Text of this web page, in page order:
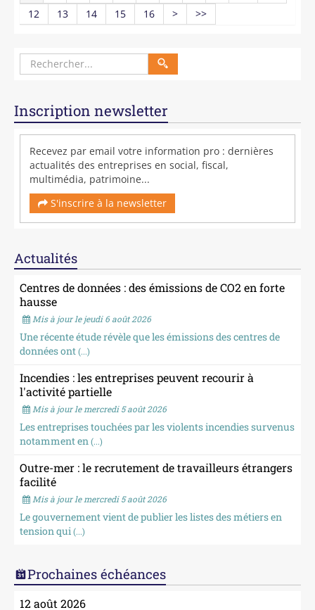
12
13 14 15 16 > >>
Inscription newsletter
Recevez par email votre information pro : dernières
actualités des entreprises en social, fiscal,
multimédia, patrimoine...
S'inscrire à la newsletter
Actualités
Centres de données : des émissions de CO2 en forte
hausse
Mis à jour le jeudi 6 août 2026
Une récente étude révèle que les émissions des centres de
données ont (...)
Incendies : les entreprises peuvent recourir à
l'activité partielle
Mis à jour le mercredi 5 août 2026
Les entreprises touchées par les violents incendies survenus
notamment en (...)
Outre-mer : le recrutement de travailleurs étrangers
facilité
Mis à jour le mercredi 5 août 2026
Le gouvernement vient de publier les listes des métiers en
tension qui (...)
Prochaines échéances
12 août 2026